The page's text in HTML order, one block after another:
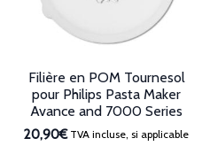
Filière en POM Tournesol
pour Philips Pasta Maker
Avance and 7000 Series
20,90€TVA incluse, si applicable